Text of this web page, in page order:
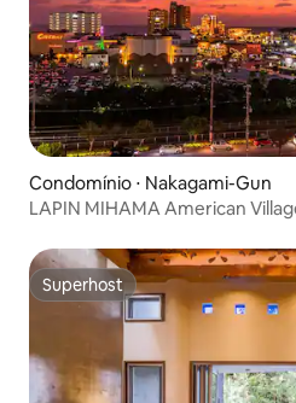
Condomínio ⋅ Nakagami-Gun
LAPIN MIHAMA American
Superhost
Superhost